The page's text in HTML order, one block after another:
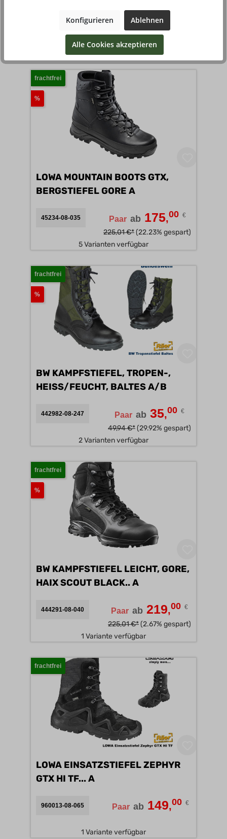
153012-08-902 Stück ab 109
€
7 Varianten verfügbar
frachtfrei
%
LOWA MOUNTAIN BOOTS GTX,
BERGSTIEFEL GORE A
45234-08-035 Paar ab 175,00 €
225,01 €*(22.23% gespart)
5 Varianten verfügbar
frachtfrei
%
BW KAMPFSTIEFEL, TROPEN-,
HEISS/FEUCHT, BALTES A/B
442982-08-247 Paar ab 35,00 €
49,94 €*(29.92% gespart)
2 Varianten verfügbar
frachtfrei
%
BW KAMPFSTIEFEL LEICHT, GORE,
HAIX SCOUT BLACK.. A
444291-08-040 Paar ab 219,00 €
225,01 €*(2.67% gespart)
1 Variante verfügbar
frachtfrei
LOWA EINSATZSTIEFEL ZEPHYR
GTX HI TF... A
960013-08-065 Paar ab 149,00 €
1 Variante verfügbar
Konfigurieren Ablehnen
Alle Cookies akzeptieren